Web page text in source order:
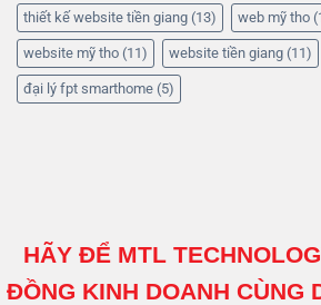
thiết kế website tiền giang (13) web mỹ tho
website mỹ tho (11) website tiền giang (11)
đại lý fpt smarthome (5)
HÃY ĐỂ MTL
ĐỒNG KINH DOANH CÙNG